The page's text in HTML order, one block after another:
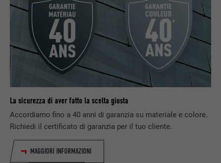
La sicurezza di aver fatto la scelta giusta
Accordiamo fino a 40 anni di garanzia su materiale e colore.
Richiedi il certificato di garanzia per il tuo cliente.
MAGGIORI INFORMAZIONI
la publicité adaptée aux préférences de
NOM lidc
FOURNISSEUR LinkedIn
UTILITÉ
Utilisé par le service de réseau social
LinkedIn pour suivre l'utilisation de